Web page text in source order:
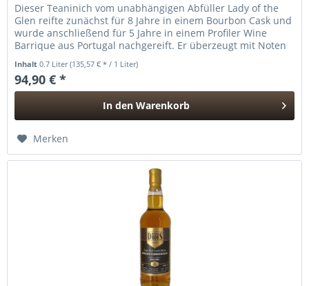
Dieser Teaninich vom unabhängigen Abfüller Lady of the
Glen reifte zunächst für 8 Jahre in einem Bourbon Cask und
wurde anschließend für 5 Jahre in einem Profiler Wine
Barrique aus Portugal nachgereift. Er überzeugt mit Noten
Inhalt0.7 Liter(135,57 € * / 1 Liter)
94,90 € *
In den Warenkorb
Merken